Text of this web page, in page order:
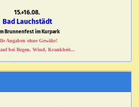
15.+16.08.
Bad Lauchstädt
Brunnenfest im Kurpark
Angaben ohne Gewähr!
bei Regen, Wind, Krankheit...